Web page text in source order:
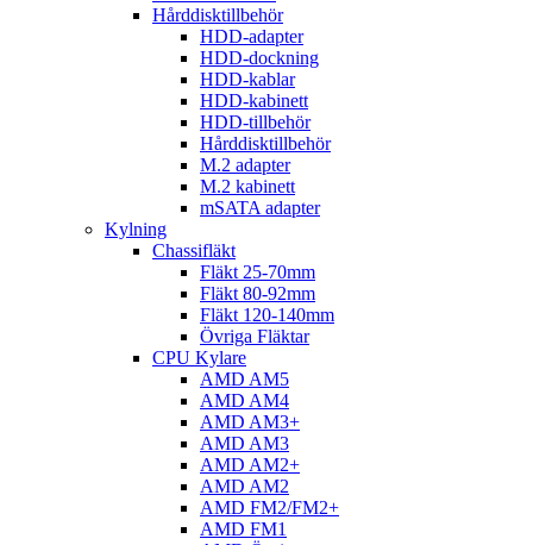
Hårddisktillbehör
HDD-adapter
HDD-dockning
HDD-kablar
HDD-kabinett
HDD-tillbehör
Hårddisktillbehör
M.2 adapter
M.2 kabinett
mSATA adapter
Kylning
Chassifläkt
Fläkt 25-70mm
Fläkt 80-92mm
Fläkt 120-140mm
Övriga Fläktar
CPU Kylare
AMD AM5
AMD AM4
AMD AM3+
AMD AM3
AMD AM2+
AMD AM2
AMD FM2/FM2+
AMD FM1